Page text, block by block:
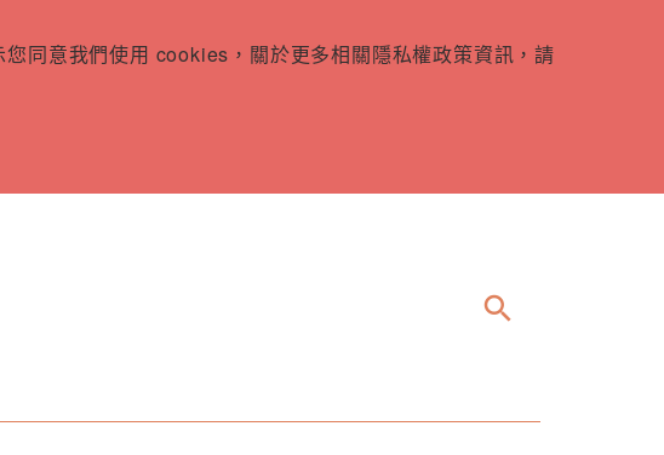
同意我們使用 cookies，關於更多相關隱私權政策資訊，請
search